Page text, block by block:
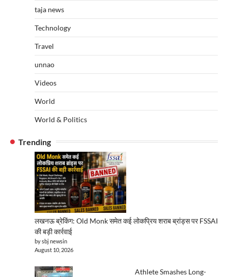
taja news
Technology
Travel
unnao
Videos
World
World & Politics
Trending
लखनऊ ब्रेकिंग: Old Monk समेत कई लोकप्रिय शराब ब्रांड्स पर FSSAI
की बड़ी कार्रवाई
by sbj newsin
August 10, 2026
Athlete Smashes Long-